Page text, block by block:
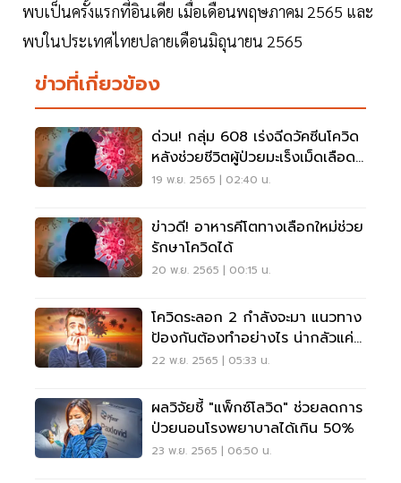
พบเป็นครั้งแรกที่อินเดีย เมื่อเดือนพฤษภาคม 2565 และ
พบในประเทศไทยปลายเดือนมิถุนายน 2565
ข่าวที่เกี่ยวข้อง
ด่วน! กลุ่ม 608 เร่งฉีดวัคซีนโควิด
หลังช่วยชีวิตผู้ป่วยมะเร็งเม็ดเลือด
ขาว
19 พ.ย. 2565 | 02:40 น.
ข่าวดี! อาหารคีโตทางเลือกใหม่ช่วย
รักษาโควิดได้
20 พ.ย. 2565 | 00:15 น.
โควิดระลอก 2 กำลังจะมา แนวทาง
ป้องกันต้องทำอย่างไร น่ากลัวแค่
ไหน อ่านเลย
22 พ.ย. 2565 | 05:33 น.
ผลวิจัยชี้ "แพ็กซ์โลวิด" ช่วยลดการ
ป่วยนอนโรงพยาบาลได้เกิน 50%
23 พ.ย. 2565 | 06:50 น.